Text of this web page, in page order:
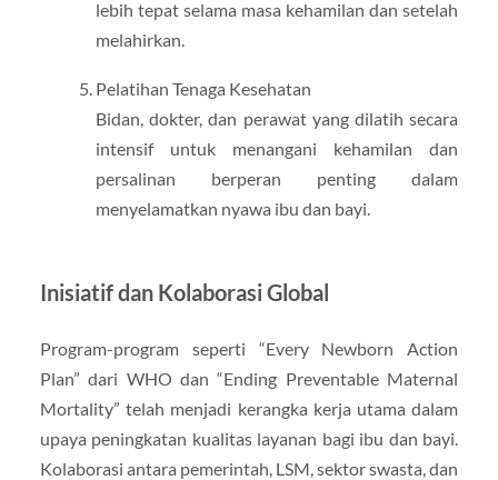
lebih tepat selama masa kehamilan dan setelah
melahirkan.
Pelatihan Tenaga Kesehatan
Bidan, dokter, dan perawat yang dilatih secara
intensif untuk menangani kehamilan dan
persalinan berperan penting dalam
menyelamatkan nyawa ibu dan bayi.
Inisiatif dan Kolaborasi Global
Program-program seperti “Every Newborn Action
Plan” dari WHO dan “Ending Preventable Maternal
Mortality” telah menjadi kerangka kerja utama dalam
upaya peningkatan kualitas layanan bagi ibu dan bayi.
Kolaborasi antara pemerintah, LSM, sektor swasta, dan